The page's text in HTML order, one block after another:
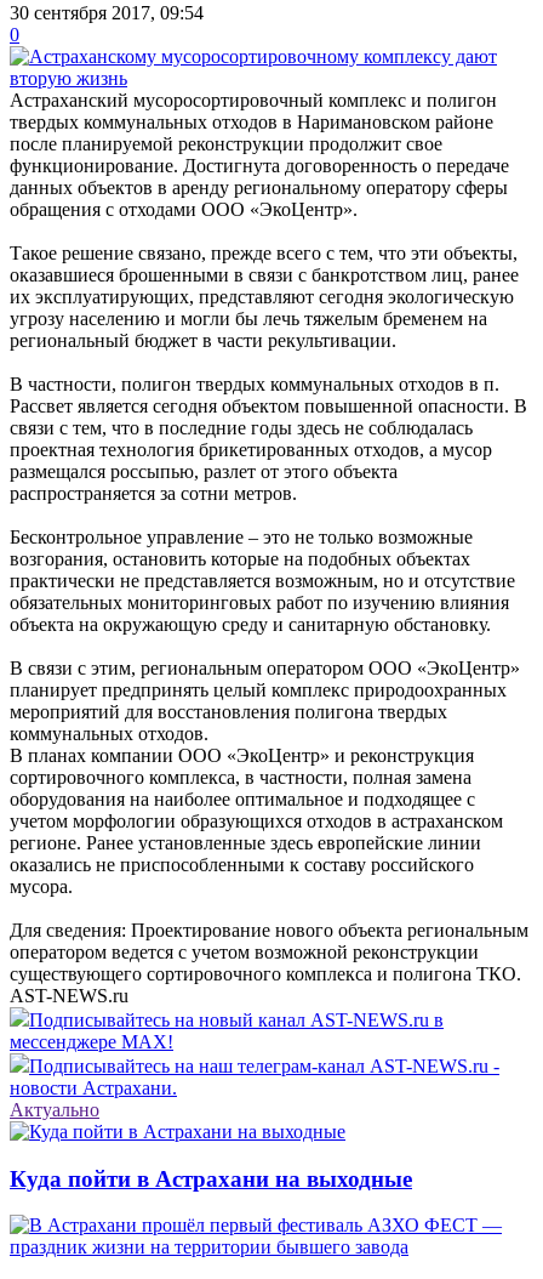
30 сентября 2017, 09:54
0
Астраханский мусоросортировочный комплекс и полигон
твердых коммунальных отходов в Наримановском районе
после планируемой реконструкции продолжит свое
функционирование. Достигнута договоренность о передаче
данных объектов в аренду региональному оператору сферы
обращения с отходами ООО «ЭкоЦентр».
Такое решение связано, прежде всего с тем, что эти объекты,
оказавшиеся брошенными в связи с банкротством лиц, ранее
их эксплуатирующих, представляют сегодня экологическую
угрозу населению и могли бы лечь тяжелым бременем на
региональный бюджет в части рекультивации.
В частности, полигон твердых коммунальных отходов в п.
Рассвет является сегодня объектом повышенной опасности. В
связи с тем, что в последние годы здесь не соблюдалась
проектная технология брикетированных отходов, а мусор
размещался россыпью, разлет от этого объекта
распространяется за сотни метров.
Бесконтрольное управление – это не только возможные
возгорания, остановить которые на подобных объектах
практически не представляется возможным, но и отсутствие
обязательных мониторинговых работ по изучению влияния
объекта на окружающую среду и санитарную обстановку.
В связи с этим, региональным оператором ООО «ЭкоЦентр»
планирует предпринять целый комплекс природоохранных
мероприятий для восстановления полигона твердых
коммунальных отходов.
В планах компании ООО «ЭкоЦентр» и реконструкция
сортировочного комплекса, в частности, полная замена
оборудования на наиболее оптимальное и подходящее с
учетом морфологии образующихся отходов в астраханском
регионе. Ранее установленные здесь европейские линии
оказались не приспособленными к составу российского
мусора.
Для сведения: Проектирование нового объекта региональным
оператором ведется с учетом возможной реконструкции
существующего сортировочного комплекса и полигона ТКО.
AST-NEWS.ru
Подписывайтесь на новый канал AST-NEWS.ru в
мессенджере MAX!
Подписывайтесь на наш телеграм-канал AST-NEWS.ru -
новости Астрахани.
Актуально
Куда пойти в Астрахани на выходные